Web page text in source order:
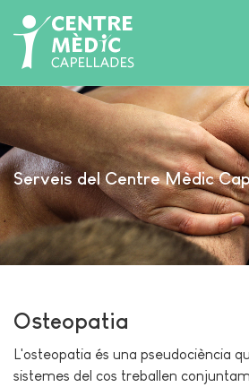
Serveis del Centre Mèdic
Osteopatia
L'osteopatia és una pseudociència
sistemes del cos treballen